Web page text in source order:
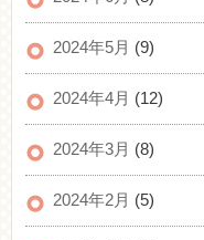
2024年5月 (9)
2024年4月 (12)
2024年3月 (8)
2024年2月 (5)